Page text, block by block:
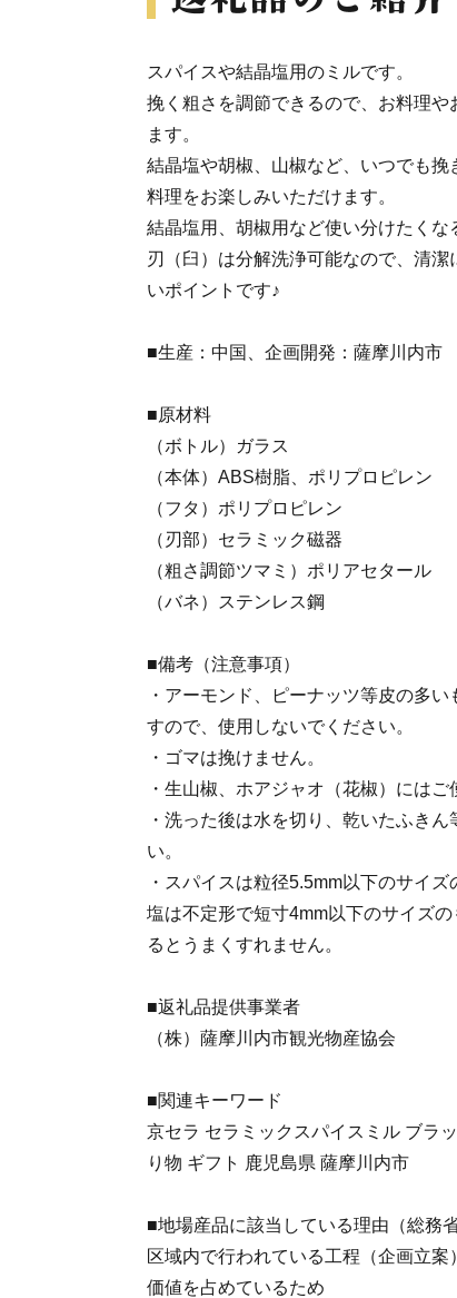
スパイスや結晶塩用のミルです。
挽く粗さを調節できるので、お料理
ます。
結晶塩や胡椒、山椒など、いつでも
料理をお楽しみいただけます。
結晶塩用、胡椒用など使い分けたくな
刃（臼）は分解洗浄可能なので、清
いポイントです♪
■生産：中国、企画開発：薩摩川内市
■原材料
（ボトル）ガラス
（本体）ABS樹脂、ポリプロピレン
（フタ）ポリプロピレン
（刃部）セラミック磁器
（粗さ調節ツマミ）ポリアセタール
（バネ）ステンレス鋼
■備考（注意事項）
・アーモンド、ピーナッツ等皮の多
すので、使用しないでください。
・ゴマは挽けません。
・生山椒、ホアジャオ（花椒）にはご
・洗った後は水を切り、乾いたふき
い。
・スパイスは粒径5.5mm以下のサイ
塩は不定形で短寸4mm以下のサイズ
るとうまくすれません。
■返礼品提供事業者
（株）薩摩川内市観光物産協会
■関連キーワード
京セラ セラミックスパイスミル ブラ
り物 ギフト 鹿児島県 薩摩川内市
■地場産品に該当している理由（総務
区域内で行われている工程（企画立
価値を占めているため